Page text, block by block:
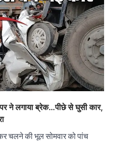
ने लगाया ब्रेक…पीछे से घुसी कार,
चलने की भूल सोमवार को पांच